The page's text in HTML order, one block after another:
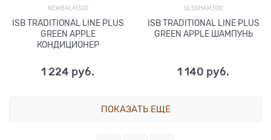
NEWBALM300
ISB TRADITIONAL LINE PLUS
GREEN APPLE
КОНДИЦИОНЕР
1 224 руб.
SLSSHAM300
ISB TRADITIONAL LINE PLUS
GREEN APPLE ШАМПУНЬ
1 140 руб.
ПОКАЗАТЬ ЕЩЕ